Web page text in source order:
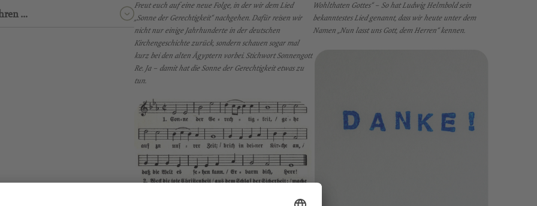
…
Freut euch auf eine neue Folge, in der wir dem Lied
„Sonne der Gerechtigkeit“ nachgehen. Dafür reisen wir
nicht nur einige Jahrhunderte in der deutschen
Kirchengeschichte zurück, sondern schauen sogar mal
kurz bei den alten Ägyptern vorbei. Stichwort Sonnengott
Re. Ja – damit hat die Sonne der Gerechtigkeit etwas zu
tun.
Wohlthaten Gottes“ – So hat Ludwig Helmbold sein
bekanntestes Lied genannt, dass wir heute unter dem
Namen „Nun lasst uns Gott, dem Herren“ kennen.